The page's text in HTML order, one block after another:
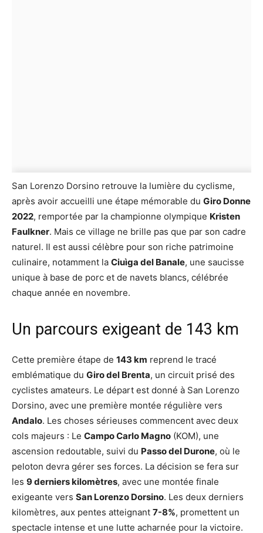
San Lorenzo Dorsino retrouve la lumière du cyclisme,
après avoir accueilli une étape mémorable du Giro Donne
2022, remportée par la championne olympique Kristen
Faulkner. Mais ce village ne brille pas que par son cadre
naturel. Il est aussi célèbre pour son riche patrimoine
culinaire, notamment la Ciuìga del Banale, une saucisse
unique à base de porc et de navets blancs, célébrée
chaque année en novembre.
Un parcours exigeant de 143 km
Cette première étape de 143 km reprend le tracé
emblématique du Giro del Brenta, un circuit prisé des
cyclistes amateurs. Le départ est donné à San Lorenzo
Dorsino, avec une première montée régulière vers
Andalo. Les choses sérieuses commencent avec deux
cols majeurs : Le Campo Carlo Magno (KOM), une
ascension redoutable, suivi du Passo del Durone, où le
peloton devra gérer ses forces. La décision se fera sur
les 9 derniers kilomètres, avec une montée finale
exigeante vers San Lorenzo Dorsino. Les deux derniers
kilomètres, aux pentes atteignant 7-8%, promettent un
spectacle intense et une lutte acharnée pour la victoire.